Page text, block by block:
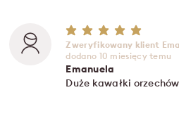
Zweryfikowany klient
dodano 10 miesięcy temu
Emanuela
Duże kawałki